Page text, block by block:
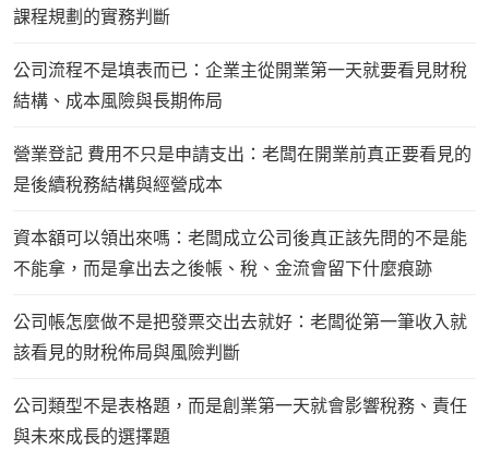
課程規劃的實務判斷
公司流程不是填表而已：企業主從開業第一天就要看見財稅
結構、成本風險與長期佈局
營業登記 費用不只是申請支出：老闆在開業前真正要看見的
是後續稅務結構與經營成本
資本額可以領出來嗎：老闆成立公司後真正該先問的不是能
不能拿，而是拿出去之後帳、稅、金流會留下什麼痕跡
公司帳怎麼做不是把發票交出去就好：老闆從第一筆收入就
該看見的財稅佈局與風險判斷
公司類型不是表格題，而是創業第一天就會影響稅務、責任
與未來成長的選擇題